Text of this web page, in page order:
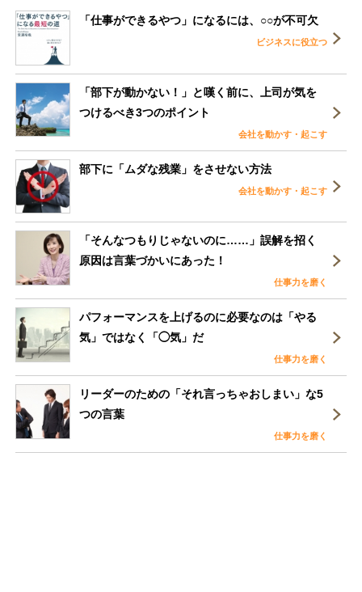
「仕事ができるやつ」になるには、○○が不可欠
ビジネスに役立つ
「部下が動かない！」と嘆く前に、上司が気を
つけるべき3つのポイント
会社を動かす・起こす
部下に「ムダな残業」をさせない方法
会社を動かす・起こす
「そんなつもりじゃないのに……」誤解を招く
原因は言葉づかいにあった！
仕事力を磨く
パフォーマンスを上げるのに必要なのは「やる
気」ではなく「◯気」だ
仕事力を磨く
リーダーのための「それ言っちゃおしまい」な5
つの言葉
仕事力を磨く